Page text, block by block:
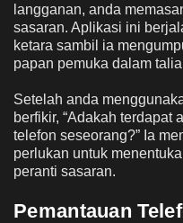
langganan, anda
sasaran. Aplikasi ini
ketara sambil ia
papan pemuka dalam
Setelah anda
berfikir, “Adakah terdapat
telefon seseorang?” Ia
perlukan untuk
peranti sasaran.
Pemantauan